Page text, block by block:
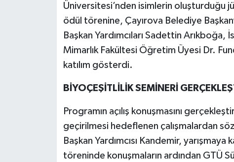
Üniversitesi’nden isimlerin oluşturduğu
ödül törenine, Çayırova Belediye
Başkan Yardımcıları Sadettin
Mimarlık Fakültesi Öğretim Üyesi Dr.
katılım gösterdi.
BİYOÇEŞİTLİLİK SEMİNERİ
Programın açılış konuşmasını
geçirilmesi hedeflenen çalışmalardan
Başkan Yardımcısı Kandemir,
töreninde konuşmaların ardından GTÜ